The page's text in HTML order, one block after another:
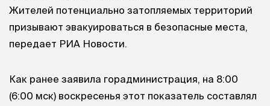
Жителей потенциально затопляемых территорий
призывают эвакуироваться в безопасные места,
передает РИА Новости.
Как ранее заявила горадминистрация, на 8:00
(6:00 мск) воскресенья этот показатель составлял